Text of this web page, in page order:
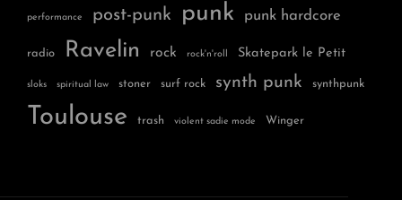
performance post-punk punk punk hardcore
radio Ravelin rock rock'n'roll Skatepark le Petit
sloks spiritual law stoner surf rock synth punk synthpunk
Toulouse trash violent sadie mode Winger